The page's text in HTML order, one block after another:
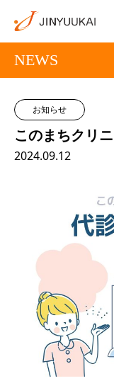
NEWS
お知らせ
このまちクリ
2024.09.12